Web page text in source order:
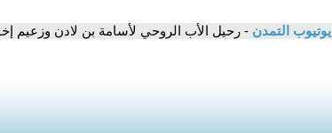
يوتيوب التمدن - رحيل الأب الروحي لأسامة بن لادن وزعيم